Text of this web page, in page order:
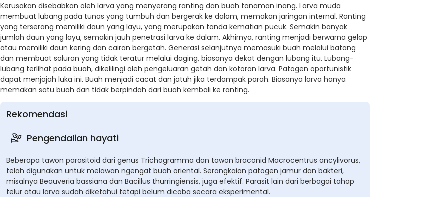
Kerusakan disebabkan oleh larva yang menyerang ranting dan buah tanaman inang. Larva muda
membuat lubang pada tunas yang tumbuh dan bergerak ke dalam, memakan jaringan internal. Ranting
yang terserang memiliki daun yang layu, yang merupakan tanda kematian pucuk. Semakin banyak
jumlah daun yang layu, semakin jauh penetrasi larva ke dalam. Akhirnya, ranting menjadi berwarna gelap
atau memiliki daun kering dan cairan bergetah. Generasi selanjutnya memasuki buah melalui batang
dan membuat saluran yang tidak teratur melalui daging, biasanya dekat dengan lubang itu. Lubang-
lubang terlihat pada buah, dikelilingi oleh pengeluaran getah dan kotoran larva. Patogen oportunistik
dapat menjajah luka ini. Buah menjadi cacat dan jatuh jika terdampak parah. Biasanya larva hanya
memakan satu buah dan tidak berpindah dari buah kembali ke ranting.
Rekomendasi
Pengendalian hayati
Beberapa tawon parasitoid dari genus Trichogramma dan tawon braconid Macrocentrus ancylivorus,
telah digunakan untuk melawan ngengat buah oriental. Serangkaian patogen jamur dan bakteri,
misalnya Beauveria bassiana dan Bacillus thurringiensis, juga efektif. Parasit lain dari berbagai tahap
telur atau larva sudah diketahui tetapi belum dicoba secara eksperimental.